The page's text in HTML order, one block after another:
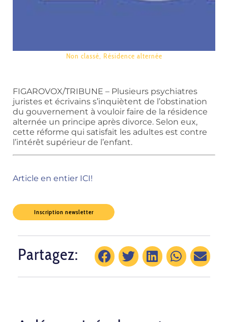
Non classé, Résidence alternée
FIGAROVOX/TRIBUNE – Plusieurs psychiatres
juristes et écrivains s’inquiètent de l’obstination
du gouvernement à vouloir faire de la résidence
alternée un principe après divorce. Selon eux,
cette réforme qui satisfait les adultes est contre
l’intérêt supérieur de l’enfant.
Article en entier ICI!
Inscription newsletter
Partagez: